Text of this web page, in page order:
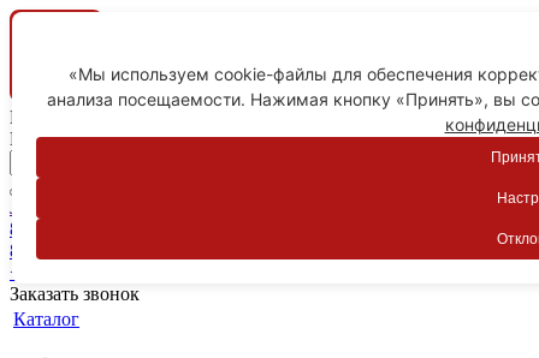
Ваш город
Невинномысск
Личный кабинет
8-800-775-59-89
8-800-775-59-89
+7 918 754-83-77
Заказать звонок
Каталог
«Мы используем cookie-файлы для обеспечения
анализа посещаемости. Нажимая кнопку «Принять», вы